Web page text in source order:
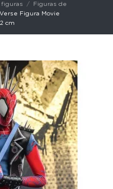
figuras
Figuras de
Figura Movie
cm